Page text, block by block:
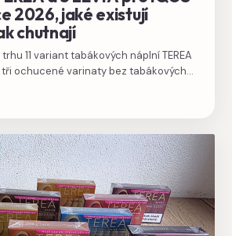
2026, jaké existují
chutnají
11 variant tabákových náplní TEREA
tři ochucené varinaty bez tabákových